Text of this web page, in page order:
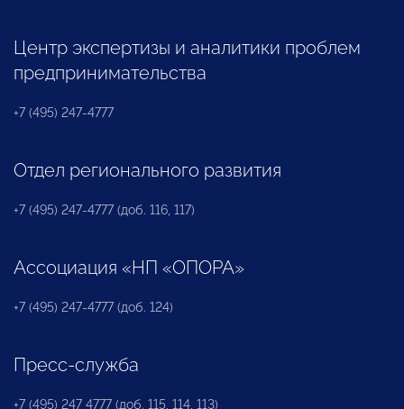
Центр экспертизы и аналитики проблем
предпринимательства
+7 (495) 247-4777
Отдел регионального развития
+7 (495) 247-4777 (доб. 116, 117)
Ассоциация «НП «ОПОРА»
+7 (495) 247-4777 (доб. 124)
Пресс-служба
+7 (495) 247 4777 (доб. 115, 114, 113)